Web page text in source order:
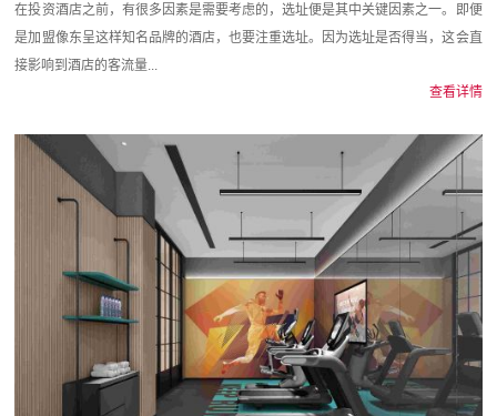
在投资酒店之前，有很多因素是需要考虑的，选址便是其中关键因素之一。即便
是加盟像东呈这样知名品牌的酒店，也要注重选址。因为选址是否得当，这会直
接影响到酒店的客流量...
查看详情